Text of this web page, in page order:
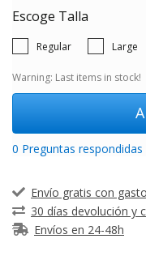
Escoge Talla
Regular Large
Warning: Last items in stock!
0 Preguntas respondidas
Envío gratis con
30 días devolución y
Envíos en 24-48h